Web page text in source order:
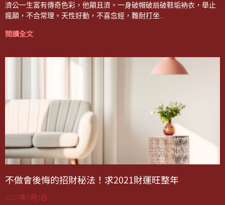
濟公一生富有傳奇色彩，他顛且濟。一身破帽破扇破鞋垢衲衣，舉止
瘋顛，不合常理。天性好動，不喜念經，難耐打坐…
閱讀全文
不做會後悔的招財秘法！求2021財運旺整年
2021年3月3日